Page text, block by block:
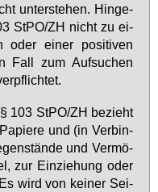
un­ter­ste­hen. Hin­ge­
StPO/ZH nicht zu ei­
oder ei­ner po­si­ti­ven
Fall zum Auf­su­chen
103 StPO/ZH be­zieht
und (in Ver­bin­
und Ver­mö­
zur Ein­zie­hung oder
wird von kei­ner Sei­